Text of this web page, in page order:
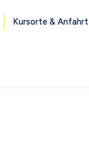
Kursorte & Anfahrt